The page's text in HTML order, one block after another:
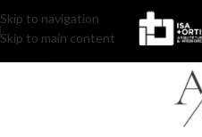
Skip to navigation
Skip to main content
14
AGO